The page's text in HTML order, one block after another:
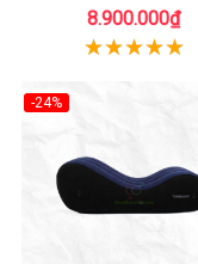
hoa
8.900.000₫
-24%